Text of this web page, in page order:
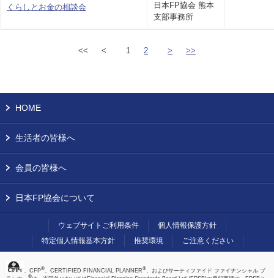
くらしとお金の相談会
日本FP協会 熊本
支部事務所
<< < 1 2 > >>
HOME
生活者の皆様へ
会員の皆様へ
日本FP協会について
ウェブサイトご利用条件
個人情報保護方針
特定個人情報基本方針
推奨環境 ご注意ください
、CFP®、CERTIFIED FINANCIAL PLANNER®、およびサーティファイド ファイナンシャル プ
®